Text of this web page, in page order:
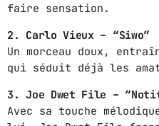
UPCOMING SHOWS
URBAN TIME
faire sensation.
2. Carlo Vieux – “Siwo”
Un morceau doux,
qui séduit déjà les
3. Joe Dwet File –
Avec sa touche